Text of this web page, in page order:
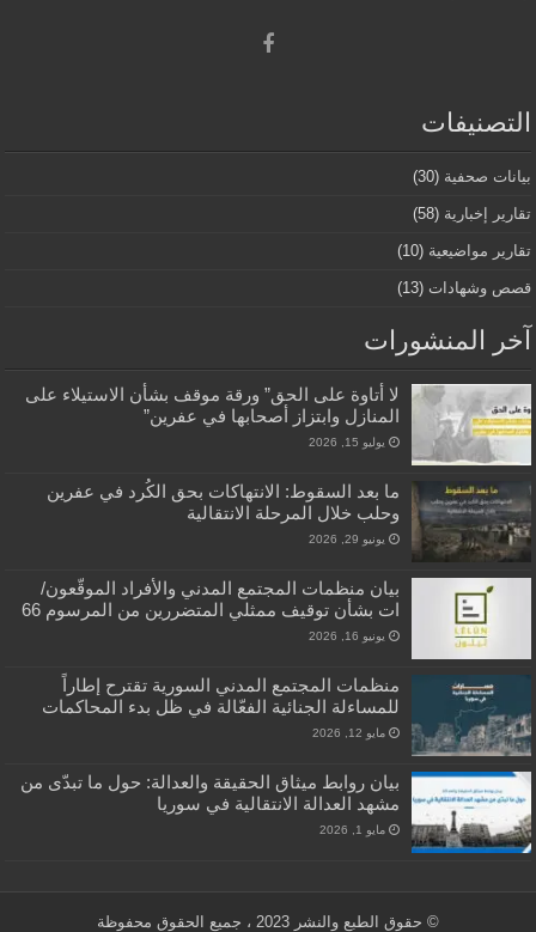
التصنيفات
بيانات صحفية (30)
تقارير إخبارية (58)
تقارير مواضيعية (10)
قصص وشهادات (13)
آخر المنشورات
لا أتاوة على الحق” ورقة موقف بشأن الاستيلاء على
المنازل وابتزاز أصحابها في عفرين”
يوليو 15, 2026
ما بعد السقوط: الانتهاكات بحق الكُرد في عفرين
وحلب خلال المرحلة الانتقالية
يونيو 29, 2026
بيان منظمات المجتمع المدني والأفراد الموقّعون/
ات بشأن توقيف ممثلي المتضررين من المرسوم 66
يونيو 16, 2026
منظمات المجتمع المدني السورية تقترح إطاراً
للمساءلة الجنائية الفعّالة في ظل بدء المحاكمات
مايو 12, 2026
بيان روابط ميثاق الحقيقة والعدالة: حول ما تبدّى من
مشهد العدالة الانتقالية في سوريا
مايو 1, 2026
© حقوق الطبع والنشر 2023 ، جميع الحقوق محفوظة